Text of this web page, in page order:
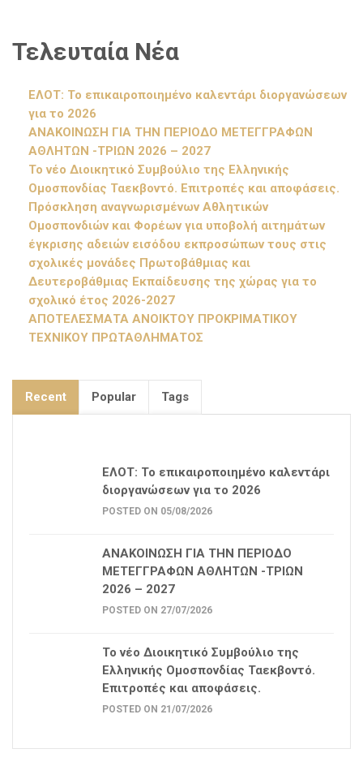
Τελευταία Νέα
ΕΛΟΤ: Το επικαιροποιημένο καλεντάρι διοργανώσεων
για το 2026
ΑΝΑΚΟΙΝΩΣΗ ΓΙΑ ΤΗΝ ΠΕΡΙΟΔΟ ΜΕΤΕΓΓΡΑΦΩΝ
ΑΘΛΗΤΩΝ -ΤΡΙΩΝ 2026 – 2027
Το νέο Διοικητικό Συμβούλιο της Ελληνικής
Ομοσπονδίας Ταεκβοντό. Επιτροπές και αποφάσεις.
Πρόσκληση αναγνωρισμένων Αθλητικών
Ομοσπονδιών και Φορέων για υποβολή αιτημάτων
έγκρισης αδειών εισόδου εκπροσώπων τους στις
σχολικές μονάδες Πρωτοβάθμιας και
Δευτεροβάθμιας Εκπαίδευσης της χώρας για το
σχολικό έτος 2026-2027
ΑΠΟΤΕΛΕΣΜΑΤΑ ΑΝΟΙΚΤΟΥ ΠΡΟΚΡΙΜΑΤΙΚΟΥ
ΤΕΧΝΙΚΟΥ ΠΡΩΤΑΘΛΗΜΑΤΟΣ
Recent Popular Tags
ΕΛΟΤ: Το επικαιροποιημένο καλεντάρι
διοργανώσεων για το 2026
POSTED ON 05/08/2026
ΑΝΑΚΟΙΝΩΣΗ ΓΙΑ ΤΗΝ ΠΕΡΙΟΔΟ
ΜΕΤΕΓΓΡΑΦΩΝ ΑΘΛΗΤΩΝ -ΤΡΙΩΝ
2026 – 2027
POSTED ON 27/07/2026
Το νέο Διοικητικό Συμβούλιο της
Ελληνικής Ομοσπονδίας Ταεκβοντό.
Επιτροπές και αποφάσεις.
POSTED ON 21/07/2026